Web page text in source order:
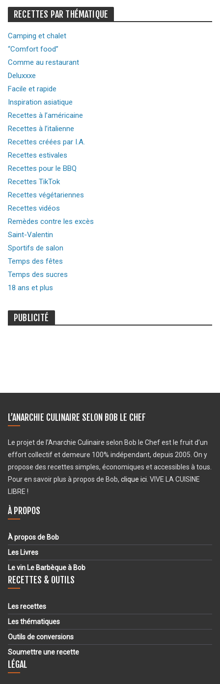
RECETTES PAR THÉMATIQUE
Camping et chalet
“Comfort food”
Comme au restaurant
Deluxxxe
Facile et rapide
Inspiration asiatique
Recettes à l’américaine
Recettes à l’italienne
Recettes créées par I.A.
Recettes estivales
Recettes pour le BBQ
Recettes TikTok
Recettes végétariennes
Recettes vidéos
Remèdes contre les excès
Saint-Valentin
Sportifs de salon
Temps des fêtes
Temps des sucres
18 ans et plus
PUBLICITÉ
L’ANARCHIE CULINAIRE SELON BOB LE CHEF
Le projet de l’Anarchie Culinaire selon Bob le Chef est le fruit d’un
effort collectif et demeure 100% indépendant, depuis 2005. On y
propose des recettes simples, économiques et accessibles à tous.
Pour en savoir plus à propos de Bob, clique ici . VIVE LA CUISINE
LIBRE !
À PROPOS
À propos de Bob
Les Livres
Le vin Le Barbèque à Bob
RECETTES & OUTILS
Les recettes
Les thématiques
Outils de conversions
Soumettre une recette
LÉGAL